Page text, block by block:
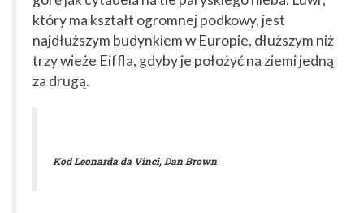
który ma kształt ogromnej podkowy, jest
najdłuższym budynkiem w Europie, dłuższym niż
trzy wieże Eiffla, gdyby je położyć na ziemi jedną
za drugą.
Kod Leonarda da Vinci, Dan Brown